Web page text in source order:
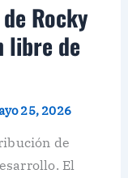
Rocky
libre de
25, 2026
de
El